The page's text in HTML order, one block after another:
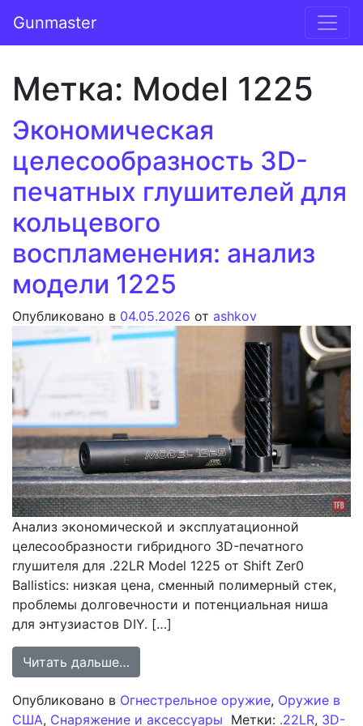
Основная навигация
Gunmaster
Метка: Model 1225
Экономическая
целесообразность 3D-
печатных глушителей для
кольцевого
воспламенения: анализ
модели 1225
Опубликовано в 04.05.2026 от ashkov
Анализ экономической и эксплуатационной
целесообразности гибридного 3D-печатного
глушителя для .22LR Model 1225 от Shift Zer0
Ballistics: низкая цена, сменный полимерный стек,
проблемы долговечности и потенциальная ниша
для энтузиастов DIY. […]
Читать дальше…
Опубликовано в Огнестрельное оружие, Оружие в
США, Снаряжение и аксессуары Метки: .22LR, 3D-